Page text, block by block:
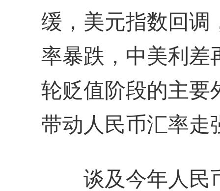
缓，美元指数回调
率暴跌，中美利差
轮贬值阶段的主要
带动人民币汇率走
谈及今年人民